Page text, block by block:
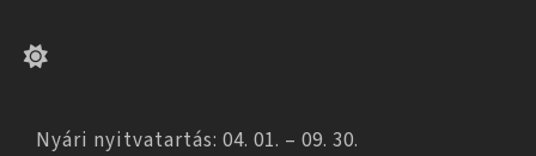
Nyári nyitvatartás: 04. 01. – 09. 30.